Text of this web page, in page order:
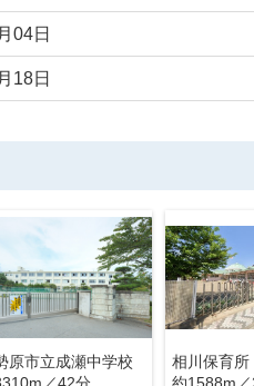
04日
18日
原市立成瀬中学校
／42分
相川保育所
約1588m